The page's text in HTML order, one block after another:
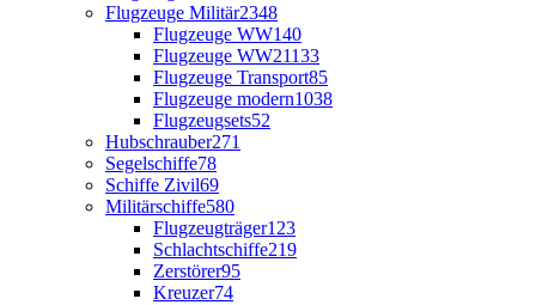
Flugzeuge Militär2348
Flugzeuge WW140
Flugzeuge WW21133
Flugzeuge Transport85
Flugzeuge modern1038
Flugzeugsets52
Hubschrauber271
Segelschiffe78
Schiffe Zivil69
Militärschiffe580
Flugzeugträger123
Schlachtschiffe219
Zerstörer95
Kreuzer74